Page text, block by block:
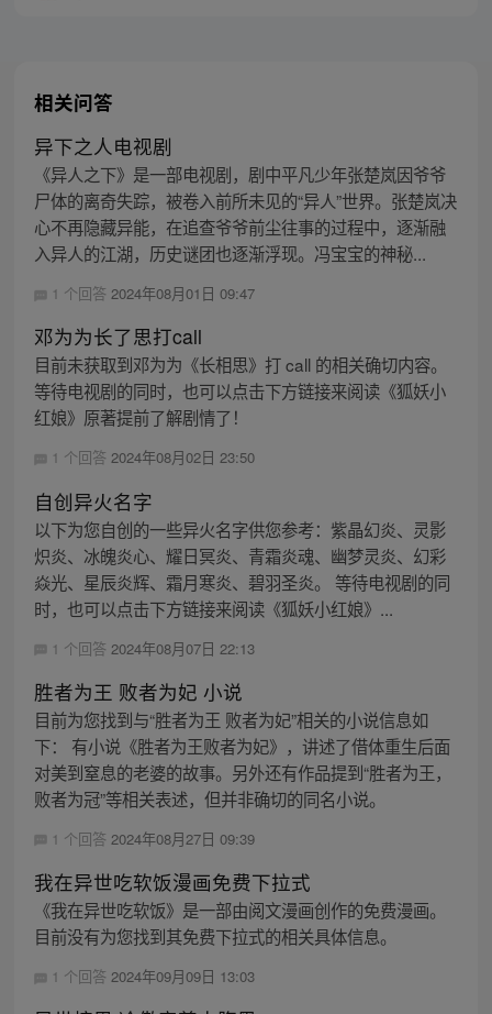
相关问答
异下之人电视剧
《异人之下》是一部电视剧，剧中平凡少年张楚岚因爷爷
尸体的离奇失踪，被卷入前所未见的“异人”世界。张楚岚决
心不再隐藏异能，在追查爷爷前尘往事的过程中，逐渐融
入异人的江湖，历史谜团也逐渐浮现。冯宝宝的神秘...
1 个回答 2024年08月01日 09:47
邓为为长了思打call
目前未获取到邓为为《长相思》打 call 的相关确切内容。
等待电视剧的同时，也可以点击下方链接来阅读《狐妖小
红娘》原著提前了解剧情了！
1 个回答 2024年08月02日 23:50
自创异火名字
以下为您自创的一些异火名字供您参考：紫晶幻炎、灵影
炽炎、冰魄炎心、耀日冥炎、青霜炎魂、幽梦灵炎、幻彩
焱光、星辰炎辉、霜月寒炎、碧羽圣炎。 等待电视剧的同
时，也可以点击下方链接来阅读《狐妖小红娘》...
1 个回答 2024年08月07日 22:13
胜者为王 败者为妃 小说
目前为您找到与“胜者为王 败者为妃”相关的小说信息如
下： 有小说《胜者为王败者为妃》，讲述了借体重生后面
对美到窒息的老婆的故事。另外还有作品提到“胜者为王，
败者为冠”等相关表述，但并非确切的同名小说。
1 个回答 2024年08月27日 09:39
我在异世吃软饭漫画免费下拉式
《我在异世吃软饭》是一部由阅文漫画创作的免费漫画。
目前没有为您找到其免费下拉式的相关具体信息。
1 个回答 2024年09月09日 13:03